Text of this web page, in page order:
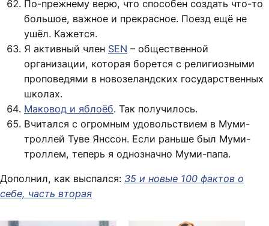
По-прежнему верю, что способен создать что-то
большое, важное и прекрасное. Поезд ещё не
ушёл. Кажется.
Я активный член SEN – общественной
организации, которая борется с религиозными
проповедями в новозеландских государственных
школах.
Маковод и яблоёб. Так получилось.
Вчитался с огромным удовольствием в Муми-
троллей Туве Янссон. Если раньше был Муми-
троллем, теперь я однозначно Муми-папа.
Дополнил, как выспался: 35 и новые 100 фактов о
себе, часть вторая